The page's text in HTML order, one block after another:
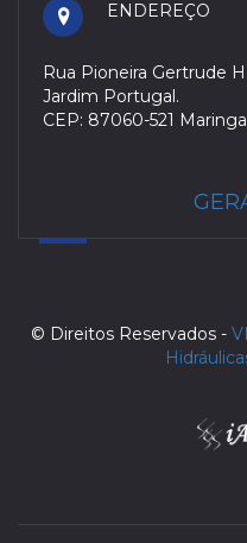
ENDEREÇO
Rua Pioneira Gertrude
Jardim Portugal.
CEP: 87060-521
© Direitos Reservados -